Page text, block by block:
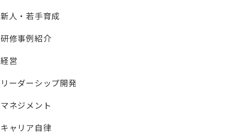
新人・若手育成
研修事例紹介
経営
リーダーシップ開発
マネジメント
キャリア自律